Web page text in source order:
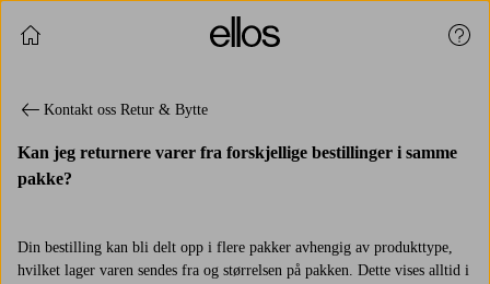
Fortsett å handle
Kontakt oss Retur & Bytte
Kan jeg returnere varer fra forskjellige bestillinger i samme
pakke?
Din bestilling kan bli delt opp i flere pakker avhengig av produkttype,
hvilket lager varen sendes fra og størrelsen på pakken. Dette vises alltid i